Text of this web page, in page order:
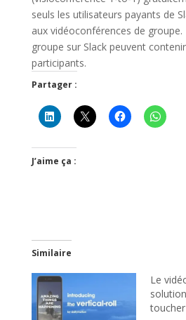
seuls les utilisateurs payants de
aux vidéoconférences de
groupe sur Slack peuvent contenir
participants.
Partager :
J’aime ça :
Similaire
Le